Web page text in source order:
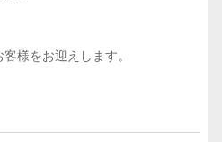
様をお迎えします。